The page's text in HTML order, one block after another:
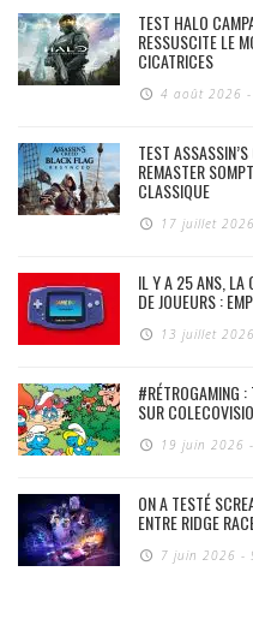
TEST HALO
RESSUSCITE LE
CICATRICES
4 août 2026
TEST
REMASTER
CLASSIQUE
17 juillet
IL Y A 25 ANS, LA
DE JOUEURS :
13 juillet
#RÉTROGAMING
SUR
19 juin 2026
ON A TESTÉ
ENTRE RIDGE
7 juin 2026 -